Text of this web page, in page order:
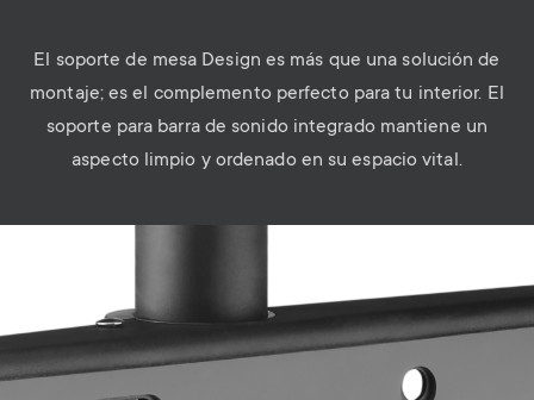
El soporte de mesa Design es más que una solución de
montaje; es el complemento perfecto para tu interior. El
soporte para barra de sonido integrado mantiene un
aspecto limpio y ordenado en su espacio vital.